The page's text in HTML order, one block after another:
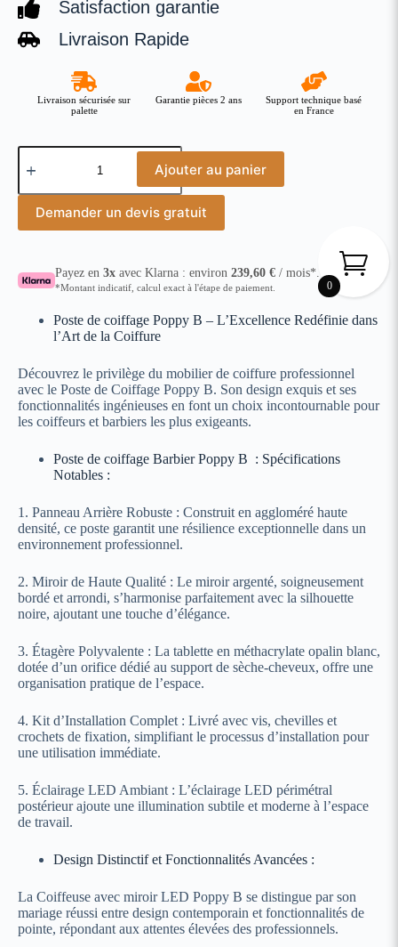
Satisfaction garantie
Livraison Rapide
Livraison sécurisée sur
palette
Garantie pièces 2 ans
Support technique basé
en France
Ajouter au panier
Demander un devis gratuit
Payez en3x avec Klarna : environ239,60€ / mois*.
*Montant indicatif, calcul exact à l'étape de paiement.
Poste de coiffage Poppy B – L’Excellence Redéfinie dans
l’Art de la Coiffure
Découvrez le privilège du mobilier de coiffure professionnel
avec le Poste de Coiffage Poppy B. Son design exquis et ses
fonctionnalités ingénieuses en font un choix incontournable pour
les coiffeurs et barbiers les plus exigeants.
Poste de coiffage Barbier Poppy B : Spécifications
Notables :
1. Panneau Arrière Robuste : Construit en aggloméré haute
densité, ce poste garantit une résilience exceptionnelle dans un
environnement professionnel.
2. Miroir de Haute Qualité : Le miroir argenté, soigneusement
bordé et arrondi, s’harmonise parfaitement avec la silhouette
noire, ajoutant une touche d’élégance.
3. Étagère Polyvalente : La tablette en méthacrylate opalin blanc,
dotée d’un orifice dédié au support de sèche-cheveux, offre une
organisation pratique de l’espace.
4. Kit d’Installation Complet : Livré avec vis, chevilles et
crochets de fixation, simplifiant le processus d’installation pour
une utilisation immédiate.
5. Éclairage LED Ambiant : L’éclairage LED périmétral
postérieur ajoute une illumination subtile et moderne à l’espace
de travail.
Design Distinctif et Fonctionnalités Avancées :
La Coiffeuse avec miroir LED Poppy B se distingue par son
mariage réussi entre design contemporain et fonctionnalités de
pointe, répondant aux attentes élevées des professionnels.
0